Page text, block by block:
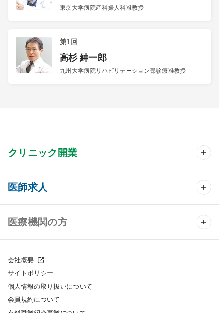
東京大学病院産科婦人科准教授
第1回
高杉 紳一郎
九州大学病院リハビリテーション部診療准教授
クリニック開業
クリニック開業 TOP
クリニック物件検索
クリニックの開業スタイル
クリニック開業までの流れ
医師求人
医師求人 TOP
常勤求人検索
非常勤求人検索
スポット求人検索
医療機関の方
採用をお考えの医療機関の方
会社概要
サイトポリシー
個人情報の取り扱いについて
会員規約について